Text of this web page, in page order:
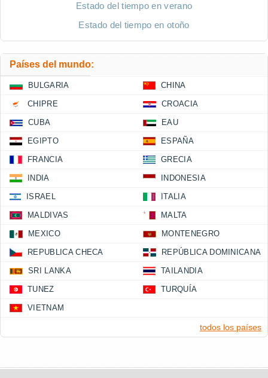
Estado del tiempo en verano
Estado del tiempo en otoño
Países del mundo:
BULGARIA CHINA
CHIPRE CROACIA
CUBA EAU
EGIPTO ESPAÑA
FRANCIA GRECIA
INDIA INDONESIA
ISRAEL ITALIA
MALDIVAS MALTA
MEXICO MONTENEGRO
REPUBLICA CHECA REPÚBLICA DOMINICANA
SRI LANKA TAILANDIA
TUNEZ TURQUÍA
VIETNAM
todos los países